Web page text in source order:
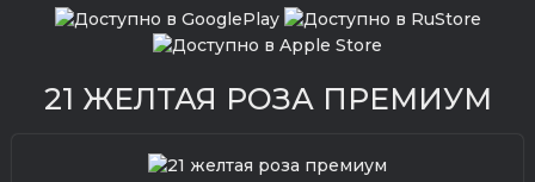
21 ЖЕЛТАЯ РОЗА ПРЕМИУМ